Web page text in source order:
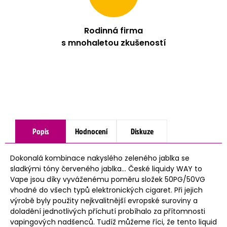
Rodinná firma
s mnohaletou zkušeností
Popis Hodnocení Diskuze
Dokonalá kombinace nakyslého zeleného jablka se
sladkými tóny červeného jablka... České liquidy WAY to
Vape jsou díky vyváženému poměru složek 50PG/50VG
vhodné do všech typů elektronických cigaret. Při jejich
výrobě byly použity nejkvalitnější evropské suroviny a
doladění jednotlivých příchutí probíhalo za přítomnosti
vapingových nadšenců. Tudíž můžeme říci, že tento liquid